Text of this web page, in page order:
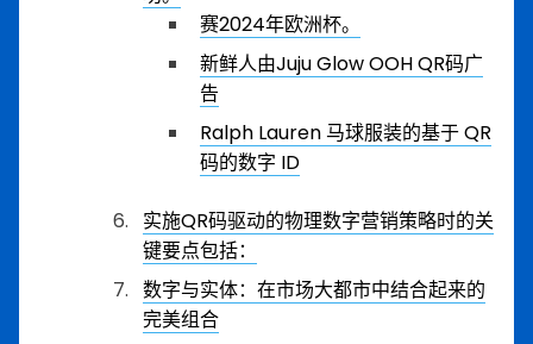
赛2024年欧洲杯。
新鲜人由Juju Glow OOH QR码广
告
Ralph Lauren 马球服装的基于 QR
码的数字 ID
实施QR码驱动的物理数字营销策略时的关
键要点包括：
数字与实体：在市场大都市中结合起来的
完美组合